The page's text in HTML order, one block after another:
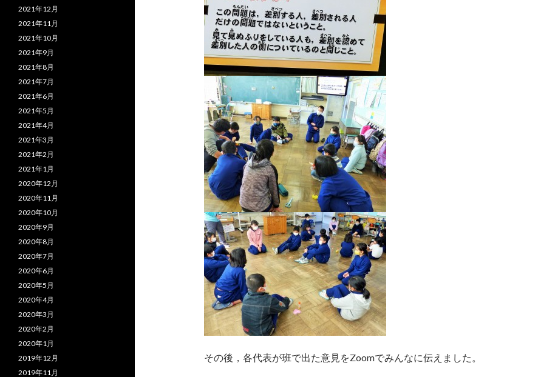
その後，各代表が班で出た意見をZoomでみんなに伝えました。
2021年12月
2021年11月
2021年10月
2021年9月
2021年8月
2021年7月
2021年6月
2021年5月
2021年4月
2021年3月
2021年2月
2021年1月
2020年12月
2020年11月
2020年10月
2020年9月
2020年8月
2020年7月
2020年6月
2020年5月
2020年4月
2020年3月
2020年2月
2020年1月
2019年12月
2019年11月